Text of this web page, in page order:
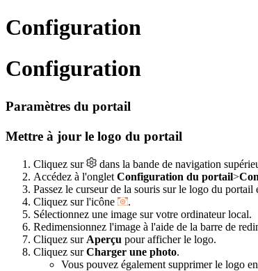
Configuration
Configuration
Paramètres du portail
Mettre à jour le logo du portail
Cliquez sur
dans la bande de navigation
Accédez à l'onglet Configuration du portail>
Passez le curseur de la souris sur le logo du portail
Cliquez sur l'icône
.
Sélectionnez une image sur votre ordinateur local.
Redimensionnez l'image à l'aide de la barre de
Cliquez sur Aperçu pour afficher le logo.
Cliquez surCharger une photo.
Vous pouvez également supprimer le logo